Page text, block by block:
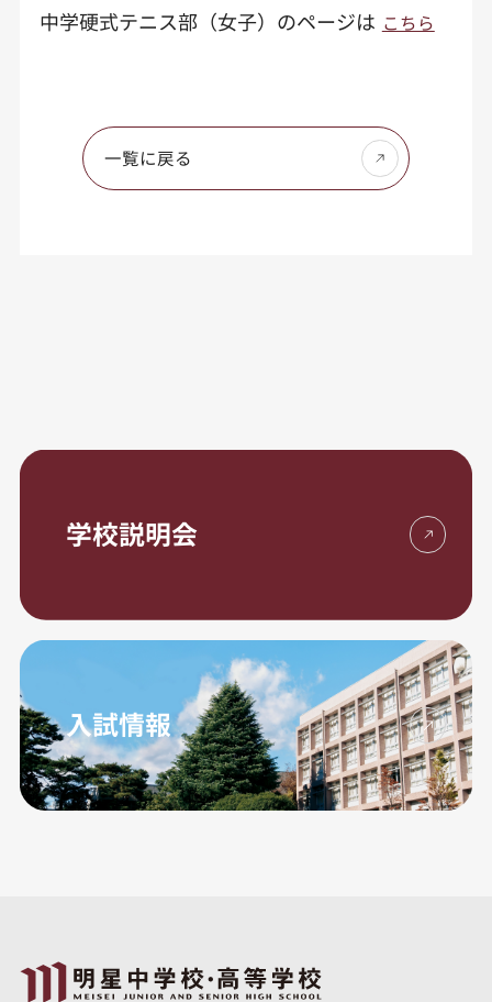
中学硬式テニス部（女子）のページは こちら
一覧に戻る
学校説明会
入試情報